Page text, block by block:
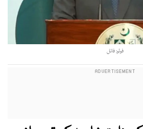
فوٹو: فائل